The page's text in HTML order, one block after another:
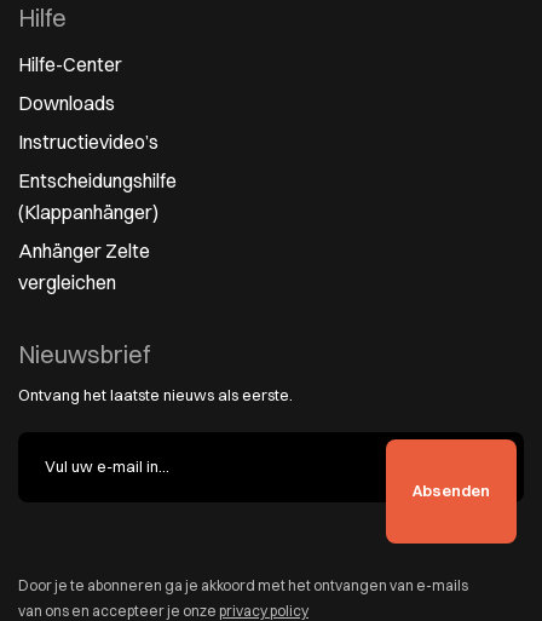
Hilfe
Hilfe-Center
Downloads
Instructievideo’s
Entscheidungshilfe
(Klappanhänger)
Anhänger Zelte
vergleichen
Nieuwsbrief
Ontvang het laatste nieuws als eerste.
Door je te abonneren ga je akkoord met het ontvangen van e-mails
van ons en accepteer je onze privacy policy